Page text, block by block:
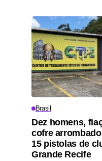
Brasil
Dez homens,
cofre
15 pistolas de
Grande Recife